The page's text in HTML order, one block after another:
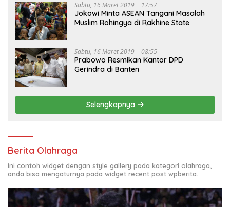
Sabtu, 16 Maret 2019 | 17:57
Jokowi Minta ASEAN Tangani Masalah
Muslim Rohingya di Rakhine State
Sabtu, 16 Maret 2019 | 08:55
Prabowo Resmikan Kantor DPD
Gerindra di Banten
Selengkapnya
Berita Olahraga
Ini contoh widget dengan style gallery pada kategori olahraga,
anda bisa mengaturnya pada widget recent post wpberita.